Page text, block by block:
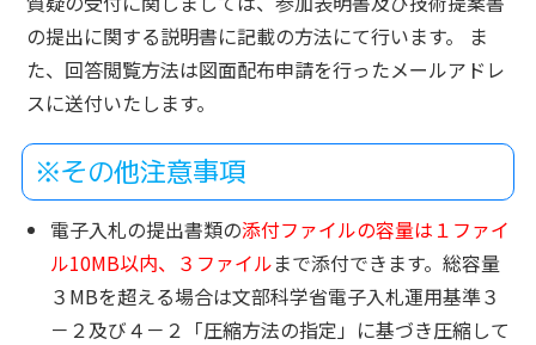
の提出に関する説明書に記載の方法にて行います。 ま
た、回答閲覧方法は図面配布申請を行ったメールアドレ
スに送付いたします。
※その他注意事項
電子入札の提出書類の添付ファイルの容量は１ファイ
ル10MB以内、３ファイルまで添付できます。総容量
３MBを超える場合は文部科学省電子入札運用基準３
－２及び４－２「圧縮方法の指定」に基づき圧縮して